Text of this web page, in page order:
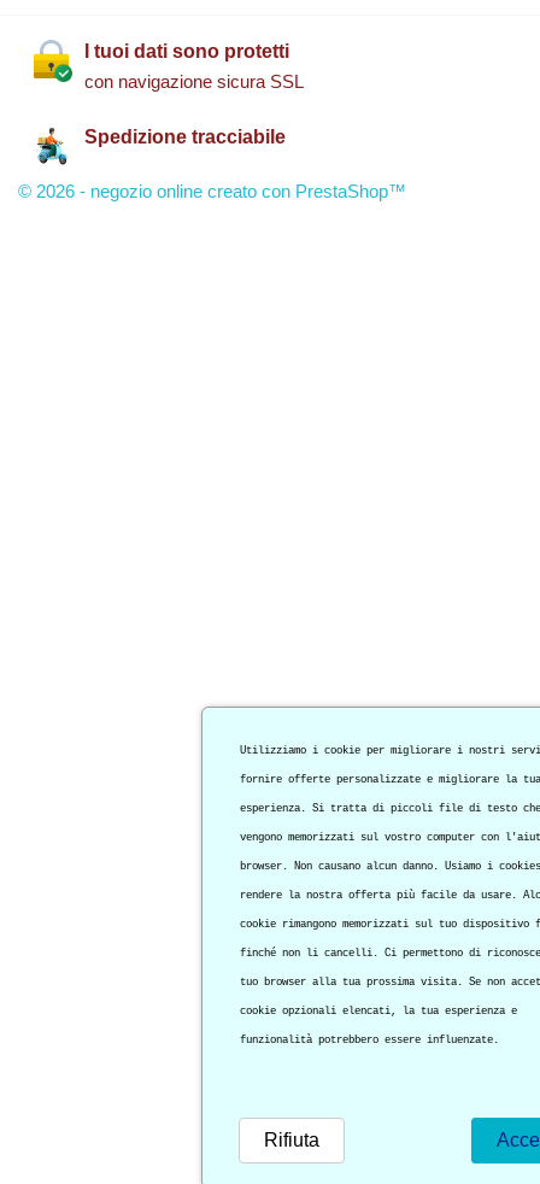
I tuoi dati sono protetti
con navigazione sicura SSL
Spedizione tracciabile
© 2026 - negozio online creato con PrestaShop™
Utilizziamo i cookie per migliorare i nostri
fornire offerte personalizzate e migliorare la tua
esperienza. Si tratta di piccoli file di testo che
vengono memorizzati sul vostro computer con
browser. Non causano alcun danno. Usiamo i
rendere la nostra offerta più facile da usare.
cookie rimangono memorizzati sul tuo dispositivo
finché non li cancelli. Ci permettono di
tuo browser alla tua prossima visita. Se non
cookie opzionali elencati, la tua esperienza e
funzionalità potrebbero essere influenzate.
Rifiuta